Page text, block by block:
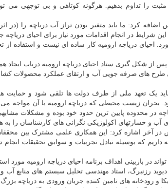
مثبت را تداوم بدهیم. هرگونه کوتاهی و بی توجهی می
کرد: ما باید متغیر بودن تراز آب دریاچه را (در
شرایط در انجام اقدامات مورد نیاز برای احیای دریاچه
احیای دریاچه ارومیه کار ساده ای نیست و استفاده از
از شکل گیری ستاد احیای دریاچه ارومیه درباب ایجاد
طرح های صرفه جویی آب و ارتقای عملکرد محصولات
یک تعهد ملی از طرف دولت ها تلقی شود و حمایت
بحران زیست محیطی که دریاچه ارومیه با آن مواجه
در محدوده پایین ترین حدود خود بوده و مشکلات
آب و خسارتهای اکولوژیکی نگرانی های کارشناسان را
آخر اشاره کرد: این همکاری علمی مشترک بین
که بوسیله تبادل تجربیات و سوابق تحقیقات انجام
در بازبینی اهداف برنامه احیای دریاچه ارومیه مورد
دیوید رزنبرگ، استاد مهندسی تحلیل سیستم های
و رودخانه های تامین کننده جریان ورودی به دریاچه